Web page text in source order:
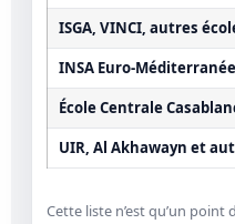
ISGA, VINCI, autres
INSA Euro-Méditerranée
École Centrale
UIR, Al Akhawayn et
Cette liste n’est qu’un